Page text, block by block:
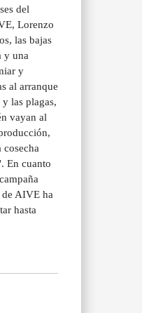
del
Lorenzo
las bajas
y una
y
al arranque
las plagas,
vayan al
En cuanto
AIVE ha
hasta